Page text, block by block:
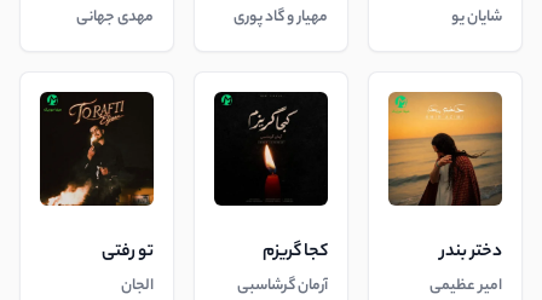
شایان یو مهیار و گاد پوری مهدی جهانی
دختر بندر
امیر عظیمی
کجا گریزم
آرمان گرشاسبی
تو رفتی
الجان